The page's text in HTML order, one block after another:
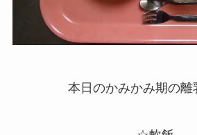
本日のかみかみ期の